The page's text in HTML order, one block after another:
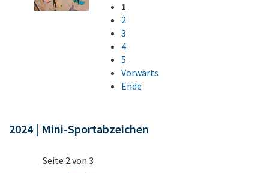
1
2
3
4
5
Vorwärts
Ende
2024 | Mini-Sportabzeichen
Seite 2 von 3